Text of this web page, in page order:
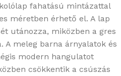
fahatású mintázattal
méretben érhető el. A lap
utánozza, miközben a gres
A meleg barna árnyalatok és
modern hangulatot
csökkentik a csúszás